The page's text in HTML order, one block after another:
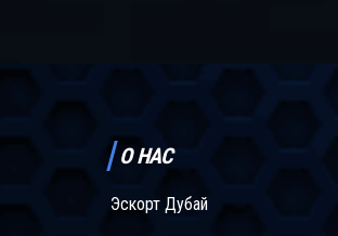
О НАС
Эскорт Дубай